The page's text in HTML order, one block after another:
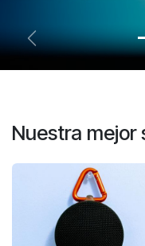
Anterior
Nuestra mejor